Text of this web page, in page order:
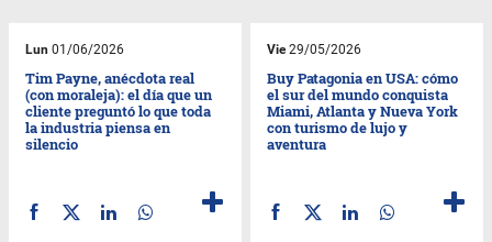
Lun 01/06/2026
Tim Payne, anécdota real
(con moraleja): el día que un
cliente preguntó lo que toda
la industria piensa en
silencio
Vie29/05/2026
Buy Patagonia en USA: cómo
el sur del mundo conquista
Miami, Atlanta y Nueva York
con turismo de lujo y
aventura